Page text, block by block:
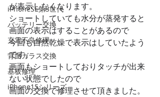
iPhoneSE第3世代
バッテリー交換
充電不良修理
背面ガラス交換
基板修理
iPhone15シリーズ
が表示しなくなります。
ショートしていても水分が蒸発すると
画面の表示はすることがあるので
今回も自然乾燥で表示はしていたよう
です。
画面もショートしておりタッチが出来
ない状態でしたので
画面の交換で修理させて頂きました。